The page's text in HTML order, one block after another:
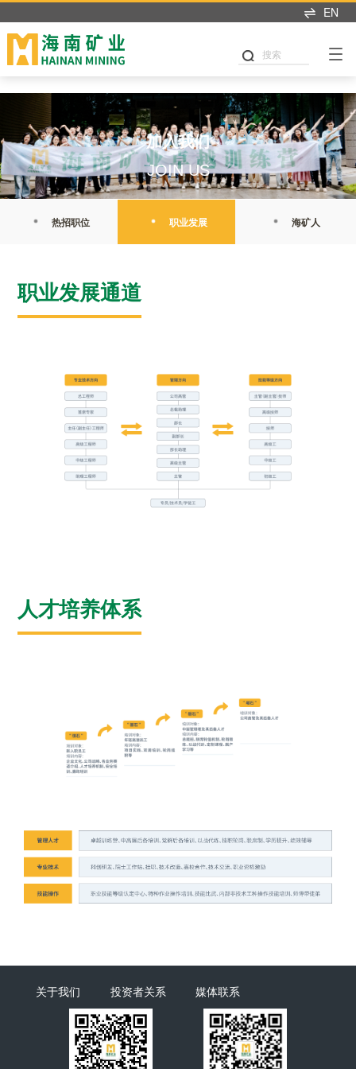
米兰app入口站官网 EN
搜索
加入我们
JOIN US
热招职位 职业发展 海矿人
职业发展通道
人才培养体系
关于我们 投资者关系 媒体联系